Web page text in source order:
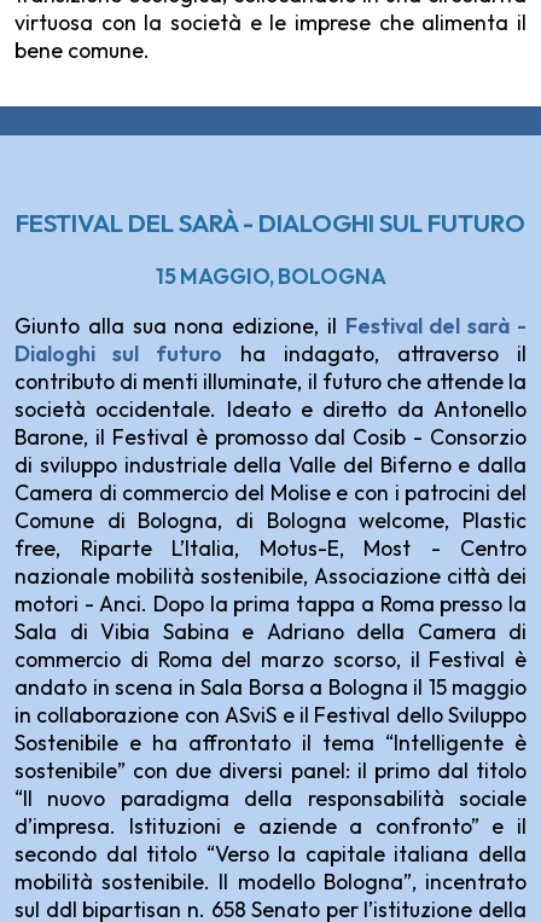
virtuosa con la società e le imprese che alimenta il
bene comune.
FESTIVAL DEL SARÀ - DIALOGHI SUL FUTURO
15 MAGGIO, BOLOGNA
Giunto alla sua nona edizione, il Festival del sarà -
Dialoghi sul futuro ha indagato, attraverso il
contributo di menti illuminate, il futuro che attende la
società occidentale. Ideato e diretto da Antonello
Barone, il Festival è promosso dal Cosib - Consorzio
di sviluppo industriale della Valle del Biferno e dalla
Camera di commercio del Molise e con i patrocini del
Comune di Bologna, di Bologna welcome, Plastic
free, Riparte L’Italia, Motus-E, Most - Centro
nazionale mobilità sostenibile, Associazione città dei
motori - Anci. Dopo la prima tappa a Roma presso la
Sala di Vibia Sabina e Adriano della Camera di
commercio di Roma del marzo scorso, il Festival è
andato in scena in Sala Borsa a Bologna il 15 maggio
in collaborazione con ASviS e il Festival dello Sviluppo
Sostenibile e ha affrontato il tema “Intelligente è
sostenibile” con due diversi panel: il primo dal titolo
“Il nuovo paradigma della responsabilità sociale
d’impresa. Istituzioni e aziende a confronto” e il
secondo dal titolo “Verso la capitale italiana della
mobilità sostenibile. Il modello Bologna”, incentrato
sul ddl bipartisan n. 658 Senato per l’istituzione della